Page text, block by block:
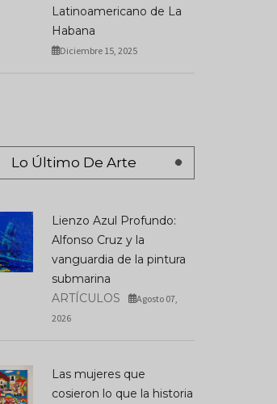
Latinoamericano de La
Habana
Diciembre 15, 2025
Lo Último De Arte
Lienzo Azul Profundo:
Alfonso Cruz y la
vanguardia de la pintura
submarina
ARTÍCULOS
Agosto 07,
2026
Las mujeres que
cosieron lo que la historia